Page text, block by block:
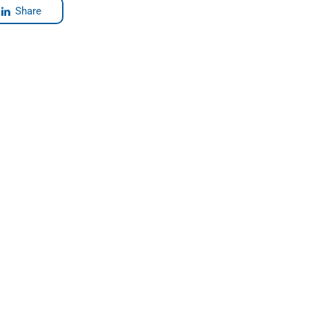
Share